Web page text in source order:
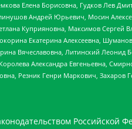
Елена Борисовна, Гудков Лев
Андрей Юрьевич, Мосин
Куприяновна, Максимов Сергей
Екатерина Алексеевна,
Вячеславовна, Литинский Леонид
Александра Евгеньевна,
Резник Генри Маркович, Захаров
Российской